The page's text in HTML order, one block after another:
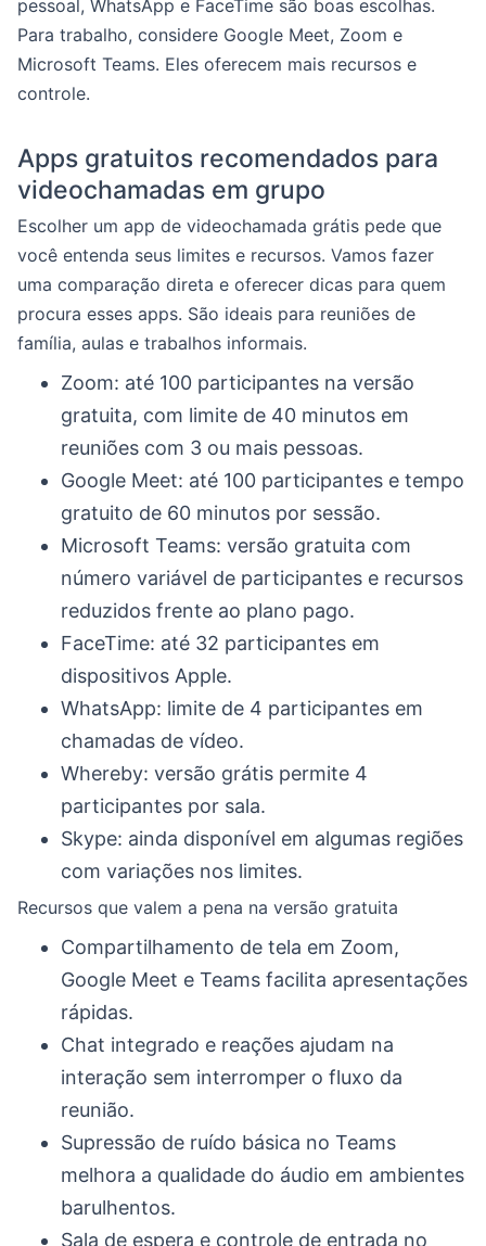
pessoal, WhatsApp e FaceTime são boas escolhas.
Para trabalho, considere Google Meet, Zoom e
Microsoft Teams. Eles oferecem mais recursos e
controle.
Apps gratuitos recomendados para
videochamadas em grupo
Escolher um app de videochamada grátis pede que
você entenda seus limites e recursos. Vamos fazer
uma comparação direta e oferecer dicas para quem
procura esses apps. São ideais para reuniões de
família, aulas e trabalhos informais.
Zoom: até 100 participantes na versão
gratuita, com limite de 40 minutos em
reuniões com 3 ou mais pessoas.
Google Meet: até 100 participantes e tempo
gratuito de 60 minutos por sessão.
Microsoft Teams: versão gratuita com
número variável de participantes e recursos
reduzidos frente ao plano pago.
FaceTime: até 32 participantes em
dispositivos Apple.
WhatsApp: limite de 4 participantes em
chamadas de vídeo.
Whereby: versão grátis permite 4
participantes por sala.
Skype: ainda disponível em algumas regiões
com variações nos limites.
Recursos que valem a pena na versão gratuita
Compartilhamento de tela em Zoom,
Google Meet e Teams facilita apresentações
rápidas.
Chat integrado e reações ajudam na
interação sem interromper o fluxo da
reunião.
Supressão de ruído básica no Teams
melhora a qualidade do áudio em ambientes
barulhentos.
Sala de espera e controle de entrada no